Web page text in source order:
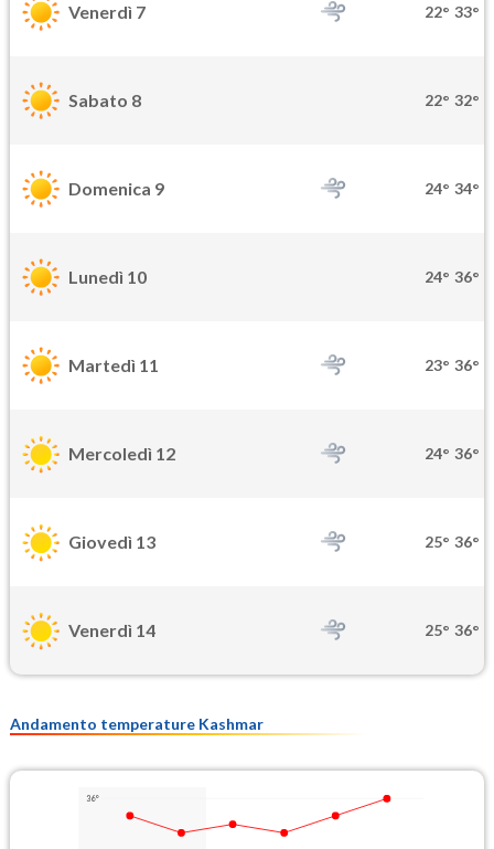
Venerdì 7 22° 33°
Sabato 8 22° 32°
Domenica 9 24° 34°
Lunedì 10 24° 36°
Martedì 11 23° 36°
Mercoledì 12 24° 36°
Giovedì 13 25° 36°
Venerdì 14 25° 36°
Andamento temperature Kashmar
36°